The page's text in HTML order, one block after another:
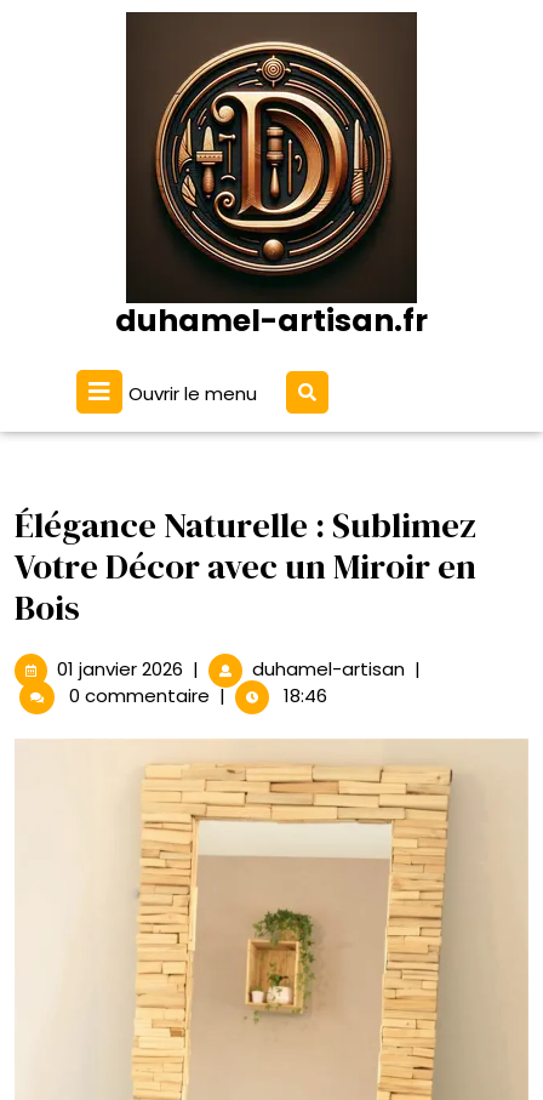
duhamel-artisan.fr
Ouvrir le menu Ouvrir
le
menu
Élégance Naturelle : Sublimez
Votre Décor avec un Miroir en
Bois
01 janvier 2026 01
janvier
| duhamel-artisanÉlégance
Votre
Décor
avec
un
Miroir
en
Bois
|
0 commentaire | 18:46